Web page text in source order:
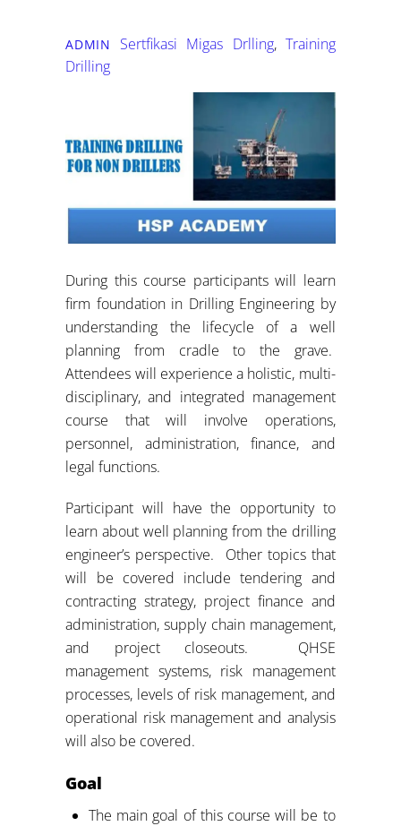
ADMIN Sertfikasi Migas Drlling, Training
Drilling
During this course participants will learn
firm foundation in Drilling Engineering by
understanding the lifecycle of a well
planning from cradle to the grave.
Attendees will experience a holistic, multi-
disciplinary, and integrated management
course that will involve operations,
personnel, administration, finance, and
legal functions.
Participant will have the opportunity to
learn about well planning from the drilling
engineer’s perspective. Other topics that
will be covered include tendering and
contracting strategy, project finance and
administration, supply chain management,
and project closeouts. QHSE
management systems, risk management
processes, levels of risk management, and
operational risk management and analysis
will also be covered.
Goal
The main goal of this course will be to